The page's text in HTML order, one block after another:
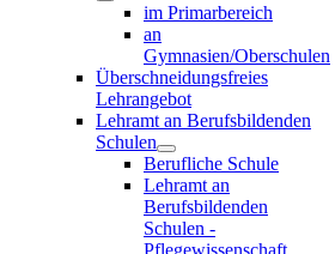
im Primarbereich
an
Gymnasien/Oberschulen
Überschneidungsfreies
Lehrangebot
Lehramt an Berufsbildenden
Schulen
Berufliche Schule
Lehramt an
Berufsbildenden
Schulen -
Pflegewissenschaft